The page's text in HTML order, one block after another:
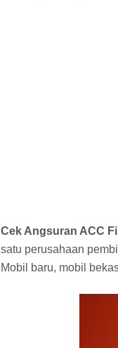
Cek Angsuran ACC
satu perusahaan
Mobil baru, mobil